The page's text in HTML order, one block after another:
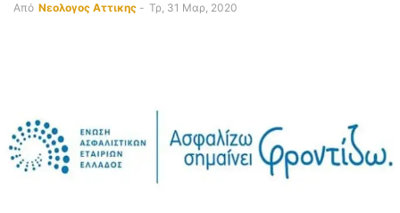
Από Νεολογος Αττικης - Τρ, 31 Μαρ, 2020